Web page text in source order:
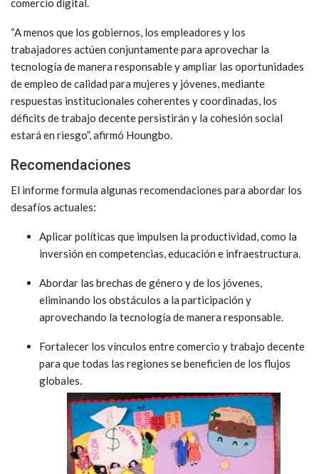
“A menos que los gobiernos, los empleadores y los
trabajadores actúen conjuntamente para aprovechar la
tecnología de manera responsable y ampliar las oportunidades
de empleo de calidad para mujeres y jóvenes, mediante
respuestas institucionales coherentes y coordinadas, los
déficits de trabajo decente persistirán y la cohesión social
estará en riesgo”, afirmó Houngbo.
Recomendaciones
El informe formula algunas recomendaciones para abordar los
desafíos actuales:
Aplicar políticas que impulsen la productividad, como la
inversión en competencias, educación e infraestructura.
Abordar las brechas de género y de los jóvenes,
eliminando los obstáculos a la participación y
aprovechando la tecnología de manera responsable.
Fortalecer los vínculos entre comercio y trabajo decente
para que todas las regiones se beneficien de los flujos
globales.